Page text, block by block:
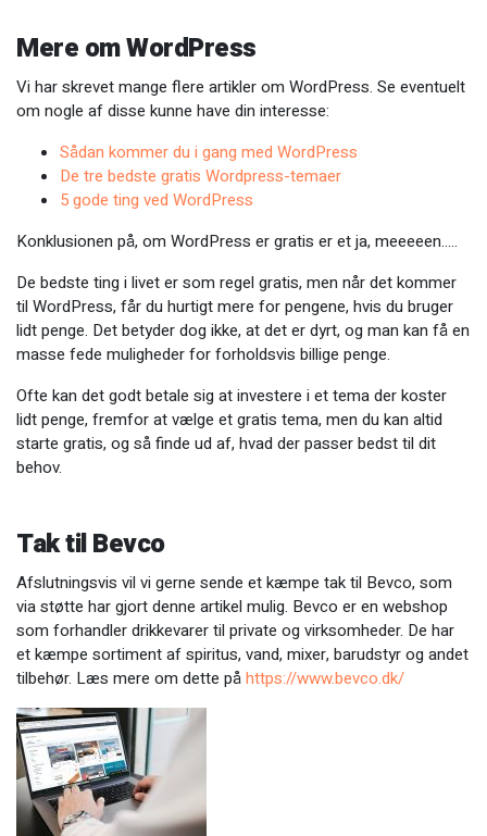
Mere om WordPress
Vi har skrevet mange flere artikler om WordPress. Se eventuelt
om nogle af disse kunne have din interesse:
Sådan kommer du i gang med WordPress
De tre bedste gratis Wordpress-temaer
5 gode ting ved WordPress
Konklusionen på, om WordPress er gratis er et ja, meeeeen…..
De bedste ting i livet er som regel gratis, men når det kommer
til WordPress, får du hurtigt mere for pengene, hvis du bruger
lidt penge. Det betyder dog ikke, at det er dyrt, og man kan få en
masse fede muligheder for forholdsvis billige penge.
Ofte kan det godt betale sig at investere i et tema der koster
lidt penge, fremfor at vælge et gratis tema, men du kan altid
starte gratis, og så finde ud af, hvad der passer bedst til dit
behov.
Tak til Bevco
Afslutningsvis vil vi gerne sende et kæmpe tak til Bevco, som
via støtte har gjort denne artikel mulig. Bevco er en webshop
som forhandler drikkevarer til private og virksomheder. De har
et kæmpe sortiment af spiritus, vand, mixer, barudstyr og andet
tilbehør. Læs mere om dette påhttps://www.bevco.dk/